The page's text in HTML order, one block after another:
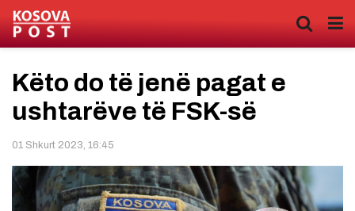
Këto do të jenë pagat e
ushtarëve të FSK-së
01 Shkurt 2023, 16:45